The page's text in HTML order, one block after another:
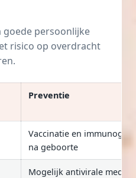
goede persoonlijke
risico op overdracht
Preventie
Vaccinatie en
na geboorte
Mogelijk antivirale